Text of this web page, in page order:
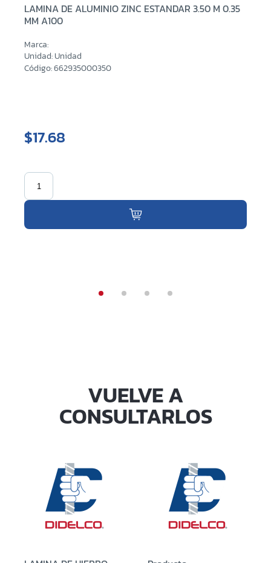
LAMINA DE ALUMINIO ZINC ESTANDAR 3.50 M 0.35
MM A100
Marca:
Unidad: Unidad
Código: 662935000350
$17.68
VUELVE A
CONSULTARLOS